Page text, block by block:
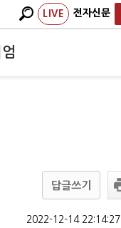
LIVE 전자신문
답글쓰기
2022-12-14 22:14:27